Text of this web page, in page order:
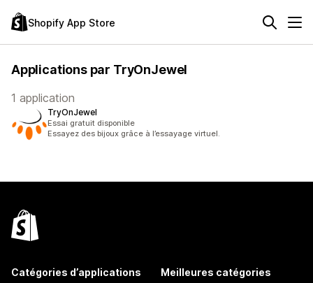
Shopify App Store
Applications par TryOnJewel
1 application
TryOnJewel
Essai gratuit disponible
Essayez des bijoux grâce à l’essayage virtuel.
Catégories d’applications Meilleures catégories